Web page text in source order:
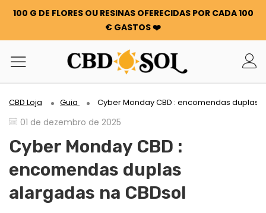
100 G DE FLORES OU RESINAS OFERECIDAS POR CADA 100
€ GASTOS ❤️
CBD Loja Guia Cyber Monday CBD : encomendas duplas
01 de dezembro de 2025
Cyber Monday CBD :
encomendas duplas
alargadas na CBDsol